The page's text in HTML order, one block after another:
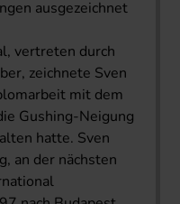
ausgezeichnet
vertreten durch
zeichnete Sven
mit dem
Gushing-Neigung
hatte. Sven
an der nächsten